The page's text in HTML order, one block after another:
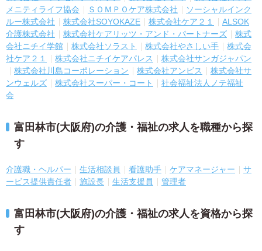
メニティライフ協会
ＳＯＭＰＯケア株式会社
ソーシャルインク
ルー株式会社
株式会社SOYOKAZE 株式会社ケア２１
ALSOK
介護株式会社
株式会社ケアリッツ・アンド・パートナーズ
株式
会社ニチイ学館
株式会社ソラスト 株式会社やさしい手
株式会
社ケア２１
株式会社ニチイケアパレス
株式会社サンガジャパン
株式会社川島コーポレーション
株式会社アンビス
株式会社サ
ンウェルズ
株式会社スーパー・コート
社会福祉法人ノテ福祉
会
富田林市(大阪府)の介護・福祉の求人を職種から探
す
介護職・ヘルパー 生活相談員 看護助手 ケアマネージャー
サ
ービス提供責任者
施設長 生活支援員 管理者
富田林市(大阪府)の介護・福祉の求人を資格から探
す